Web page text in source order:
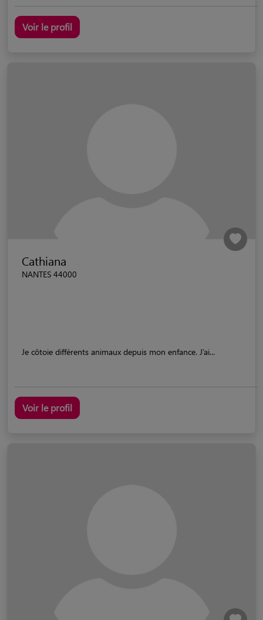
Voir le profil
Cathiana
NANTES 44000
Je côtoie différents animaux depuis mon enfance. J’ai...
Voir le profil